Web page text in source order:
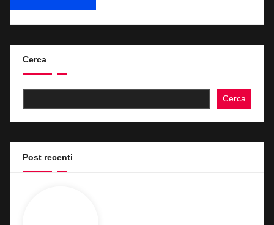
Cerca
Cerca
Post recenti